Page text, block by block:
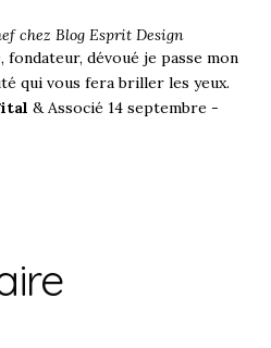
chez Blog Esprit Design
, fondateur, dévoué je passe mon
qui vous fera briller les yeux.
& Associé 14 septembre -